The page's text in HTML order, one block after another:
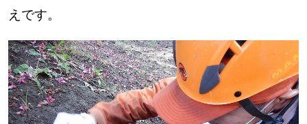
えです。